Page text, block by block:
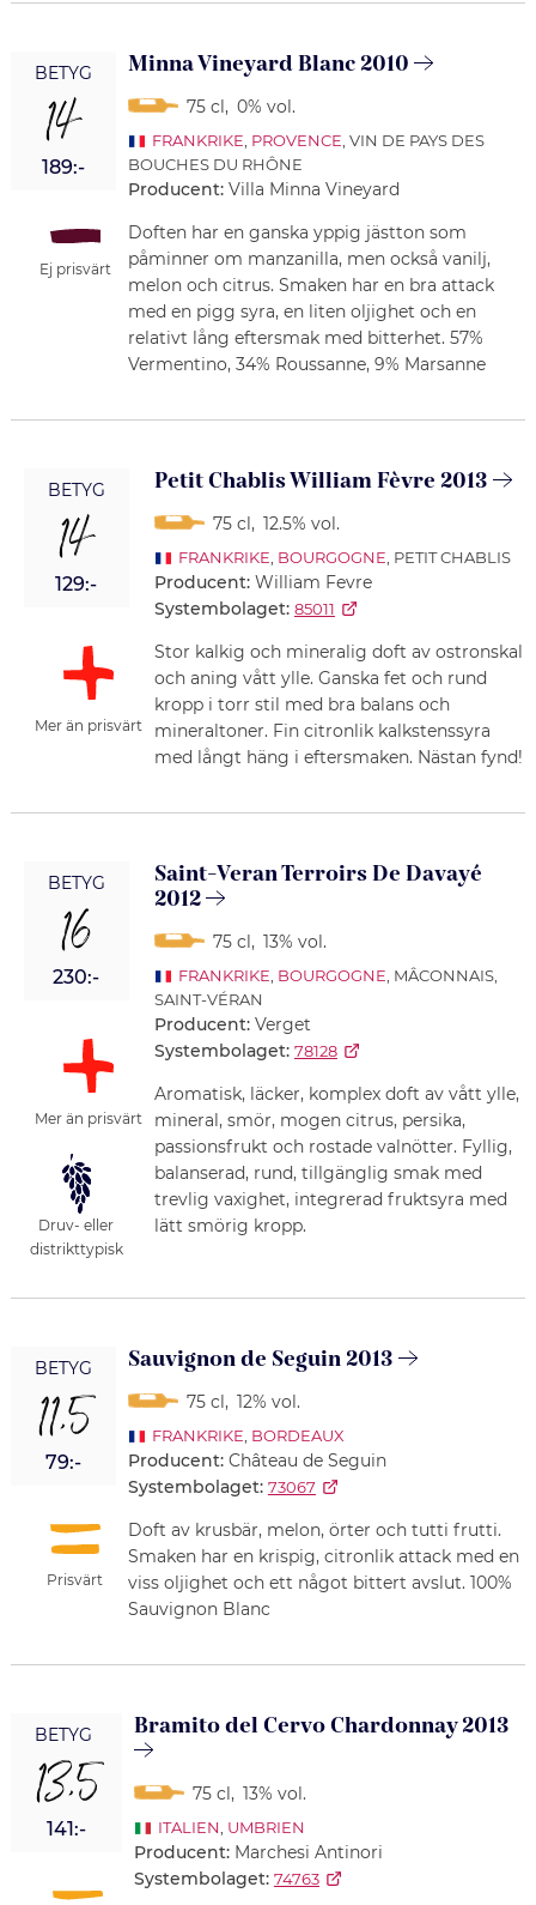
BETYG
14
189:-
Ej prisvärt
Minna Vineyard Blanc 2010
75 cl, 0% vol.
FRANKRIKE PROVENCE , VIN DE PAYS DES
BOUCHES DU RHÔNE
Producent: Villa Minna Vineyard
Doften har en ganska yppig jästton som
påminner om manzanilla, men också vanilj,
melon och citrus. Smaken har en bra attack
med en pigg syra, en liten oljighet och en
relativt lång eftersmak med bitterhet. 57%
Vermentino, 34% Roussanne, 9% Marsanne
BETYG
14
129:-
Mer än prisvärt
Petit Chablis William Fèvre 2013
75 cl, 12.5% vol.
FRANKRIKE BOURGOGNE , PETIT CHABLIS
Producent: William Fevre
Systembolaget: 85011
Stor kalkig och mineralig doft av ostronskal
och aning vått ylle. Ganska fet och rund
kropp i torr stil med bra balans och
mineraltoner. Fin citronlik kalkstenssyra
med långt häng i eftersmaken. Nästan fynd!
BETYG
16
230:-
Mer än prisvärt
Druv- eller
distrikttypisk
Saint-Veran Terroirs De Davayé
2012
75 cl, 13% vol.
FRANKRIKE BOURGOGNE , MÂCONNAIS,
SAINT-VÉRAN
Producent: Verget
Systembolaget: 78128
Aromatisk, läcker, komplex doft av vått ylle,
mineral, smör, mogen citrus, persika,
passionsfrukt och rostade valnötter. Fyllig,
balanserad, rund, tillgänglig smak med
trevlig vaxighet, integrerad fruktsyra med
lätt smörig kropp.
BETYG
11,5
79:-
Prisvärt
Sauvignon de Seguin 2013
75 cl, 12% vol.
FRANKRIKE BORDEAUX
Producent: Château de Seguin
Systembolaget: 73067
Doft av krusbär, melon, örter och tutti frutti.
Smaken har en krispig, citronlik attack med en
viss oljighet och ett något bittert avslut. 100%
Sauvignon Blanc
BETYG
13,5
141:-
Bramito del Cervo Chardonnay 2013
75 cl, 13% vol.
ITALIEN UMBRIEN
Producent: Marchesi Antinori
Systembolaget: 74763